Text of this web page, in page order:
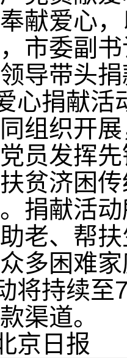
献爱心
市委副
导带头
心捐献活
组织开
员发挥
贫济困
捐献活
老、帮
多困难
将持续
渠道。
京日报